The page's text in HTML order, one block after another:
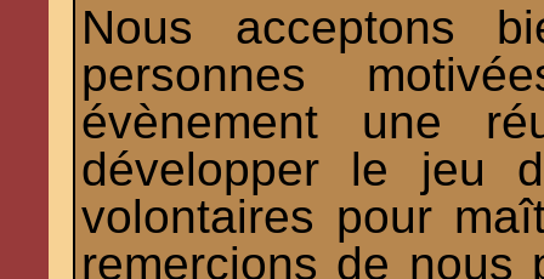
Nous acceptons
personnes
évènement une
développer le jeu
volontaires pour
remercions de nous